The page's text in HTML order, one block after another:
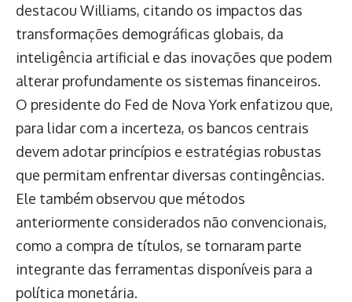
destacou Williams, citando os impactos das
transformações demográficas globais, da
inteligência artificial e das inovações que podem
alterar profundamente os sistemas financeiros.
O presidente do Fed de Nova York enfatizou que,
para lidar com a incerteza, os bancos centrais
devem adotar princípios e estratégias robustas
que permitam enfrentar diversas contingências.
Ele também observou que métodos
anteriormente considerados não convencionais,
como a compra de títulos, se tornaram parte
integrante das ferramentas disponíveis para a
política monetária.